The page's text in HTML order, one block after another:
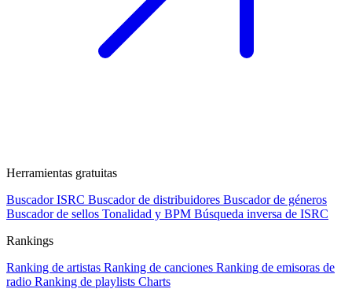
Herramientas gratuitas
Buscador ISRC Buscador de distribuidores Buscador de géneros
Buscador de sellos Tonalidad y BPM Búsqueda inversa de ISRC
Rankings
Ranking de artistas Ranking de canciones Ranking de emisoras de
radio Ranking de playlists Charts